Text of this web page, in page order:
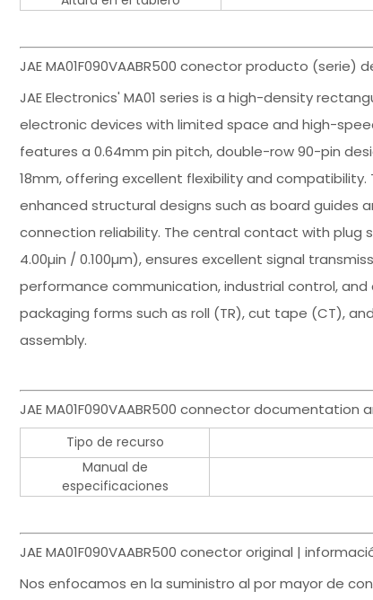
JAE MA01F090VAABR500 conector producto (serie)
JAE Electronics' MA01 series is a high-density
electronic devices with limited space and high-
features a 0.64mm pin pitch, double-row 90-pin
18mm, offering excellent flexibility and
enhanced structural designs such as board guides
connection reliability. The central contact with
4.00µin / 0.100µm), ensures excellent signal
performance communication, industrial control,
packaging forms such as roll (TR), cut tape (CT),
assembly.
JAE MA01F090VAABR500 connector documentation
Tipo de recurso
Manual de
especificaciones
JAE MA01F090VAABR500 conector original |
Nos enfocamos en la suministro al por mayor de